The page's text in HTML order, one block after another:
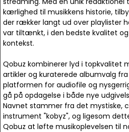
kærlighed til musikkens historie,
der rækker langt ud over playlister
var tiltænkt, i den bedste kvalitet
kontekst.
Qobuz kombinerer lyd i topkvalitet
artikler og kuraterede albumvalg
platformen for audiofile og
gå på opdagelse i både nye
Navnet stammer fra det mystiske,
instrument "kobyz", og ligesom
Qobuz at løfte musikoplevelsen til